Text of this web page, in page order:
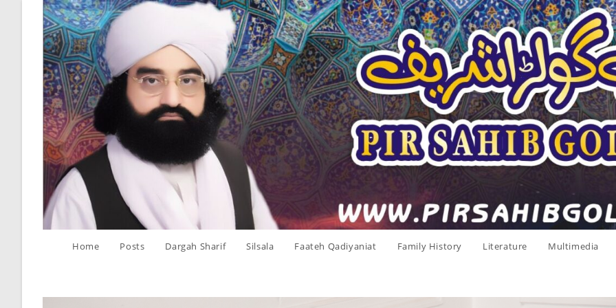
Home Posts Dargah Sharif Silsala Faateh Qadiyaniat Family History Literature Multimedia